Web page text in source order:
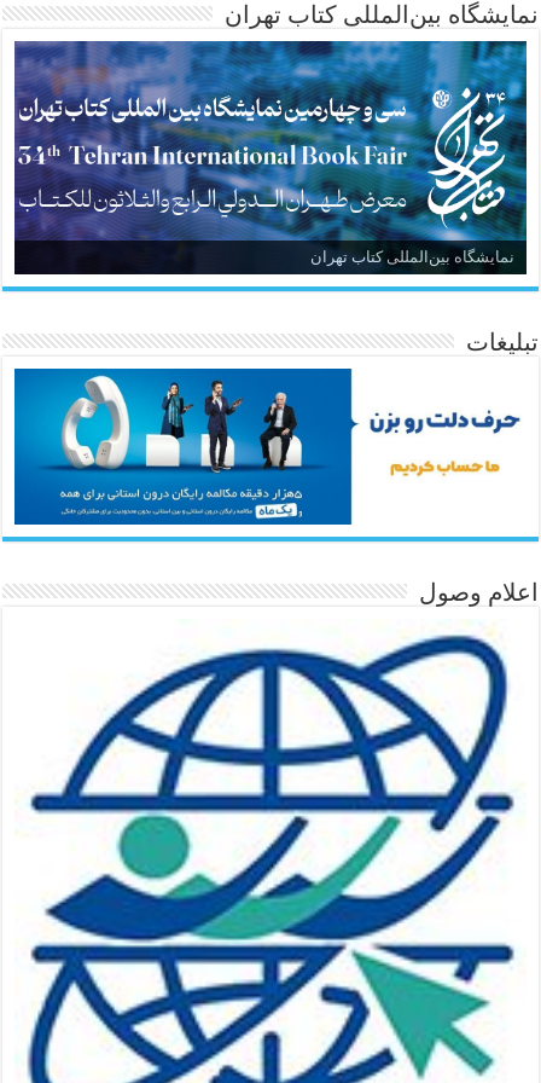
نمایشگاه بین‌المللی کتاب تهران
نمایشگاه بین‌المللی کتاب تهران
تبلیغات
اعلام وصول